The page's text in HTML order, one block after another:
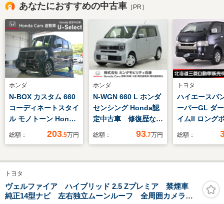
あなたにおすすめの中古車 ［PR］
ホンダ
N-BOX カスタム 660
コーディネートスタイ
ル モノトーン Honda
認定中古車 届出済み
ドア クルーズコント
ロール
総額： 203.5万円
ホンダ
N-WGN 660 L ホンダ
センシング Honda認
定中古車 修復歴な
し Honda販売店全
チナビ バックカメ
ブクルーズコントロー
ル シートヒーター
総額： 93.7万円
トヨタ
ハイエースバ
ーパーGL ダ
イムII ロング
ディーゼルタ
衝突被害軽減
ンキープアシ
ーフレザーシ
総額：
トヨタ
ヴェルファイア ハイブリッド 2.5 Zプレミア 禁煙車
純正14型ナビ 左右独立ムーンルーフ 全周囲カメラ